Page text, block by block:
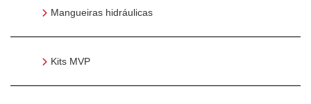
Mangueiras hidráulicas
Kits MVP